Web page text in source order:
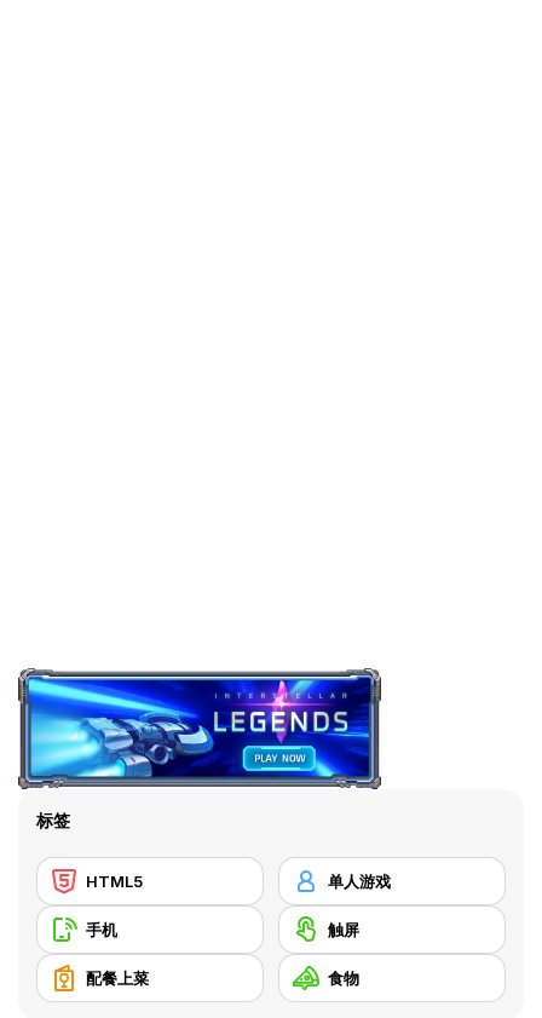
标签
HTML5 单人游戏
手机 触屏
配餐上菜 食物